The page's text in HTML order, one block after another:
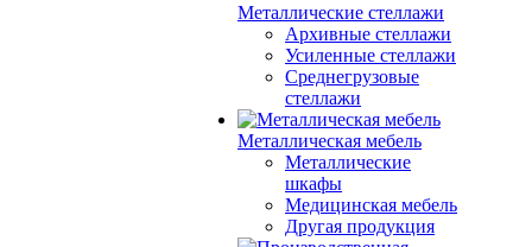
Металлические стеллажи
Архивные стеллажи
Усиленные стеллажи
Среднегрузовые
стеллажи
Металлическая мебель
Металлические
шкафы
Медицинская мебель
Другая продукция